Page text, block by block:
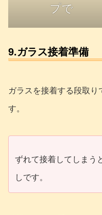
プで
9.ガラス接着準備
ガラスを接着する段取
す。
ずれて接着してしまう
しです。